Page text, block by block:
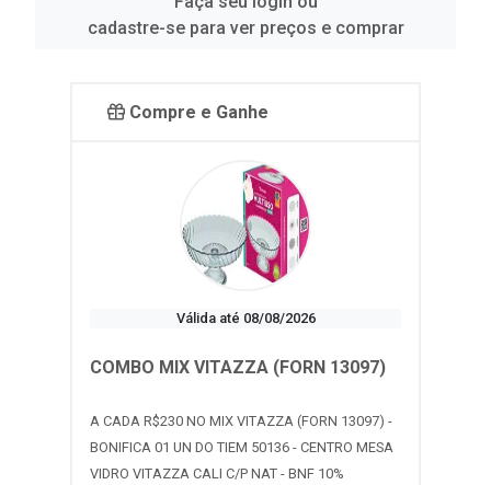
cadastre-se para ver preços e comprar
Compre e Ganhe
Válida até 08/08/2026
COMBO MIX VITAZZA (FORN 13097)
A CADA R$230 NO MIX VITAZZA (FORN 13097) -
BONIFICA 01 UN DO TIEM 50136 - CENTRO MESA
VIDRO VITAZZA CALI C/P NAT - BNF 10%